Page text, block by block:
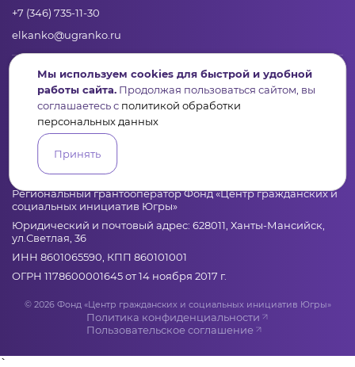
+7 (346) 735-11-30
elkanko@ugranko.ru
Адрес
628011, Россия, Ханты-Мансийский автономный округ – Югра,
г. Ханты-Мансийск, ул. Светлая 36
Юридическая информация
Региональный грантооператор Фонд «Центр гражданских и
социальных инициатив Югры»
Юридический и почтовый адрес: 628011, Ханты-Мансийск,
ул.Светлая, 36
ИНН 8601065590, КПП 860101001
ОГРН 1178600001645 от 14 ноября 2017 г.
© 2026 Фонд «Центр гражданских и социальных инициатив Югры»
Политика конфиденциальности
Пользовательское соглашение
Мы используем cookies для быстрой и удобной
работы сайта. Продолжая пользоваться сайтом, вы
соглашаетесь с политикой обработки
персональных данных
Принять
`